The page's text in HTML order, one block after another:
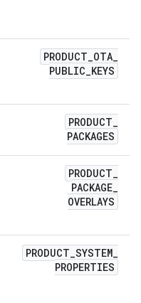
PRODUCT_OTA_
PUBLIC_KEYS
PRODUCT_
PACKAGES
PRODUCT_
PACKAGE_
OVERLAYS
PRODUCT_SYSTEM_
PROPERTIES